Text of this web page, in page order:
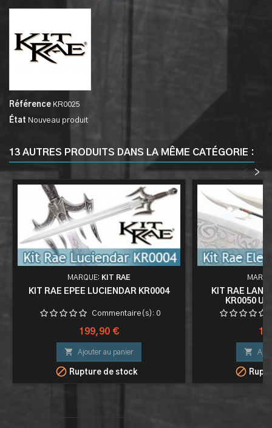
Référence KR0025
État Nouveau produit
13 AUTRES PRODUITS DANS LA MÊME CATÉGORIE :
>
<
MARQUE: KIT RAE
KIT RAE EPEE LUCIENDAR KR0004
Commentaire(s): 0
Prix
199,90 €
 Ajouter au panier
 Rupture de stock
KIT RAE
KR0050

